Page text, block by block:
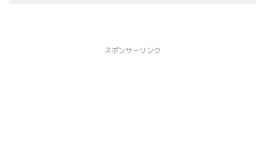
スポンサーリンク